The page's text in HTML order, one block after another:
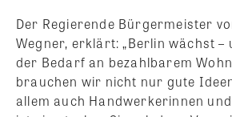
Der Regierende Bürgermeister
Wegner, erklärt: „Berlin wächst –
der Bedarf an bezahlbarem
brauchen wir nicht nur gute
allem auch Handwerkerinnen